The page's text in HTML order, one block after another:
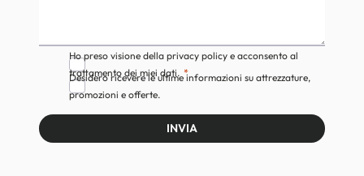
Ho preso visione della privacy policy e acconsento al
trattamento dei miei dati.
Desidero ricevere le ultime informazioni su attrezzature,
promozioni e offerte.
INVIA